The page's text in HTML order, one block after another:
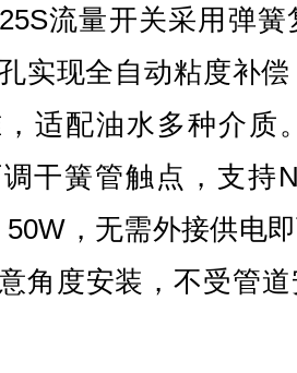
流量开关采用弹
实现全自动粘度补
适配油水多种介质
干簧管触点，支持
50W，无需外接供电
角度安装，不受管